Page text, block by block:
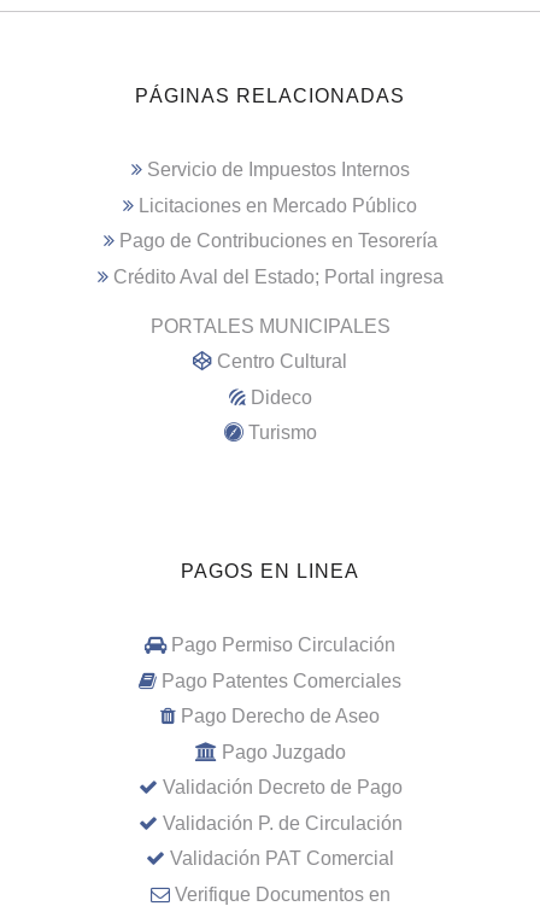
PÁGINAS RELACIONADAS
Servicio de Impuestos Internos
Licitaciones en Mercado Público
Pago de Contribuciones en Tesorería
Crédito Aval del Estado; Portal ingresa
PORTALES MUNICIPALES
Centro Cultural
Dideco
Turismo
PAGOS EN LINEA
Pago Permiso Circulación
Pago Patentes Comerciales
Pago Derecho de Aseo
Pago Juzgado
Validación Decreto de Pago
Validación P. de Circulación
Validación PAT Comercial
Verifique Documentos en